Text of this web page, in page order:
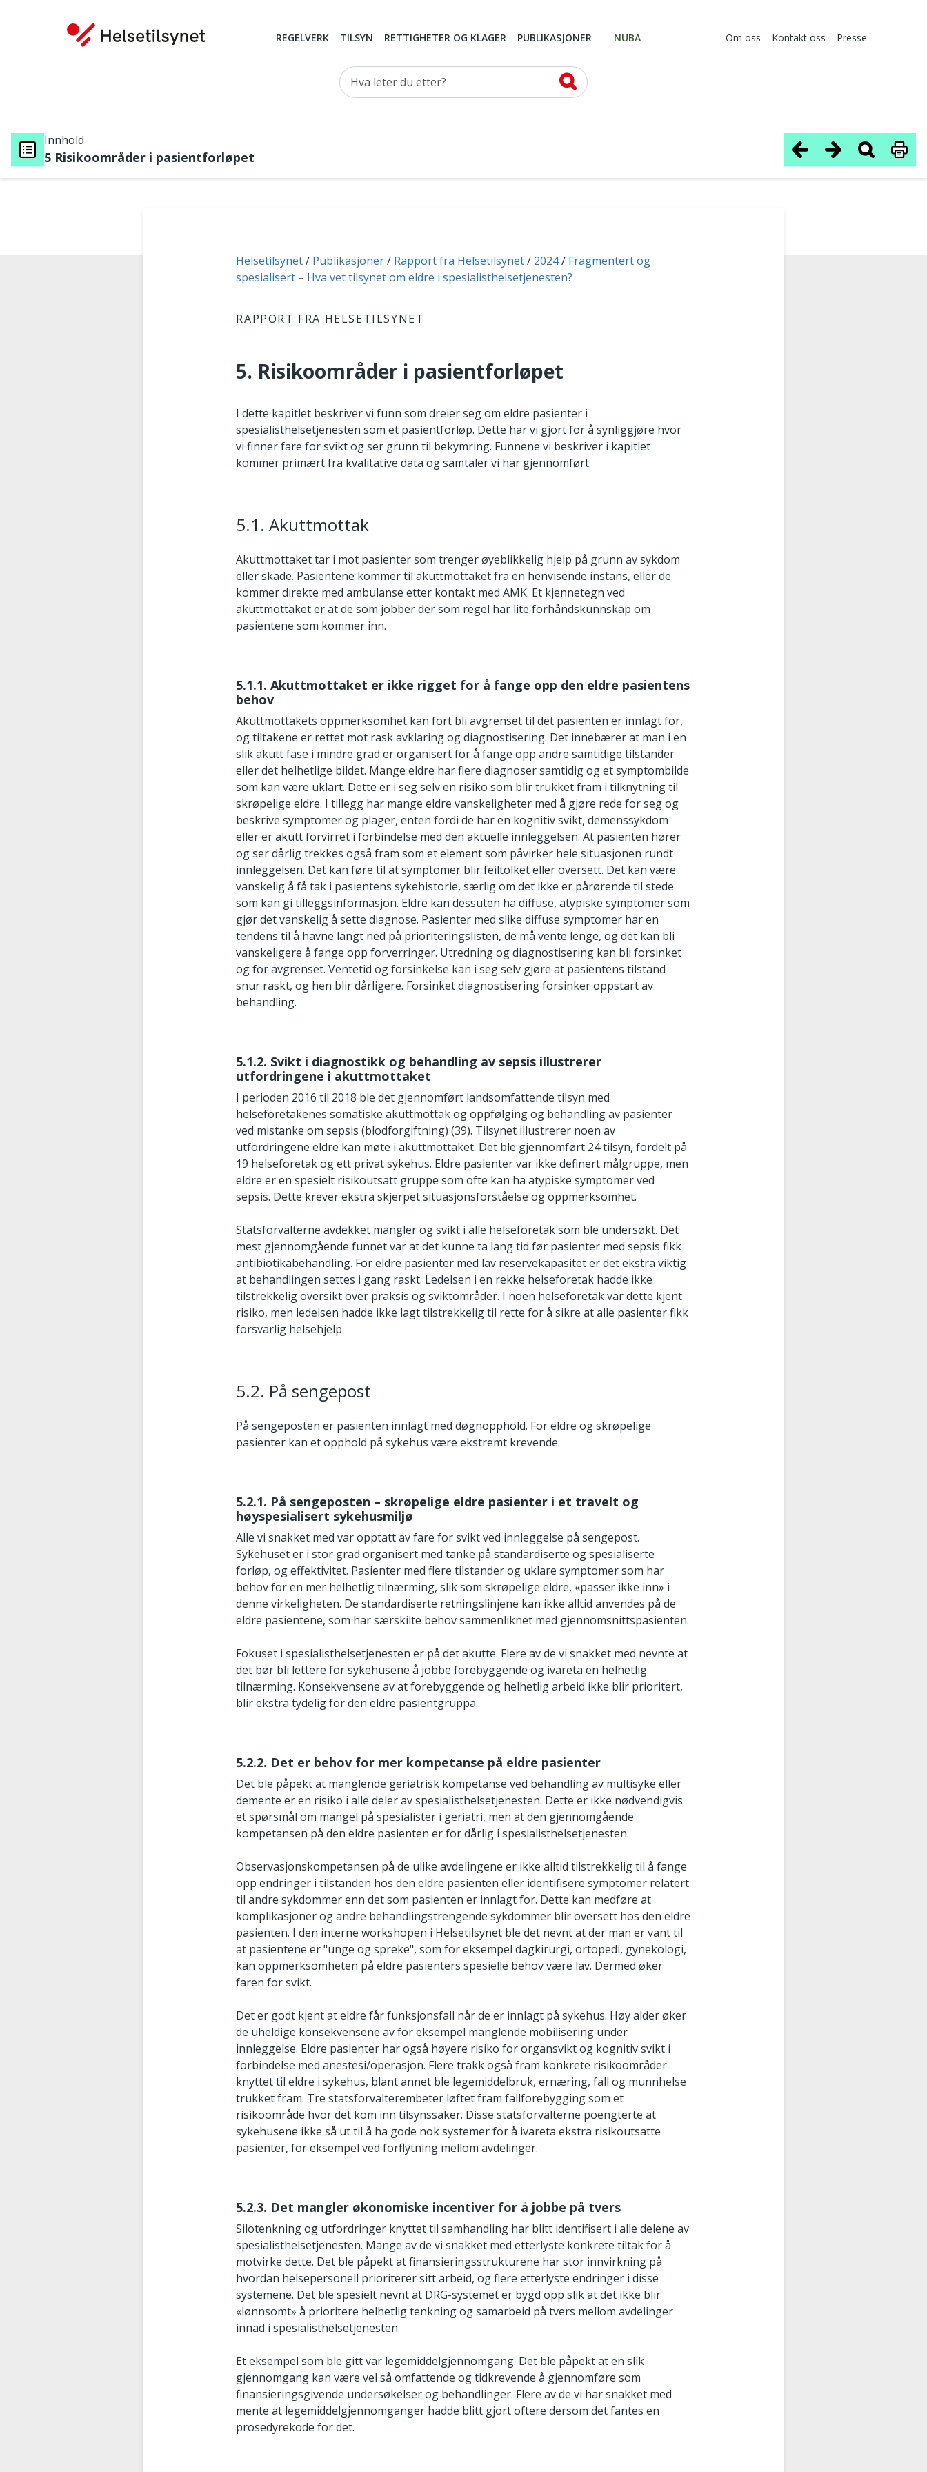
REGELVERK TILSYN RETTIGHETER OG KLAGER PUBLIKASJONER NUBA Om oss Kontakt oss Presse
Hva leter du etter?
Innhold
5 Risikoområder i pasientforløpet
Du er her:
Helsetilsynet Publikasjoner Rapport fra Helsetilsynet 2024
Fragmentert og
spesialisert – Hva vet tilsynet om eldre i spesialisthelsetjenesten?
RAPPORT FRA HELSETILSYNET
5. Risikoområder i pasientforløpet
I dette kapitlet beskriver vi funn som dreier seg om eldre pasienter i
spesialisthelsetjenesten som et pasientforløp. Dette har vi gjort for å synliggjøre hvor
vi finner fare for svikt og ser grunn til bekymring. Funnene vi beskriver i kapitlet
kommer primært fra kvalitative data og samtaler vi har gjennomført.
5.1. Akuttmottak
Akuttmottaket tar i mot pasienter som trenger øyeblikkelig hjelp på grunn av sykdom
eller skade. Pasientene kommer til akuttmottaket fra en henvisende instans, eller de
kommer direkte med ambulanse etter kontakt med AMK. Et kjennetegn ved
akuttmottaket er at de som jobber der som regel har lite forhåndskunnskap om
pasientene som kommer inn.
5.1.1. Akuttmottaket er ikke rigget for å fange opp den eldre pasientens
behov
Akuttmottakets oppmerksomhet kan fort bli avgrenset til det pasienten er innlagt for,
og tiltakene er rettet mot rask avklaring og diagnostisering. Det innebærer at man i en
slik akutt fase i mindre grad er organisert for å fange opp andre samtidige tilstander
eller det helhetlige bildet. Mange eldre har flere diagnoser samtidig og et symptombilde
som kan være uklart. Dette er i seg selv en risiko som blir trukket fram i tilknytning til
skrøpelige eldre. I tillegg har mange eldre vanskeligheter med å gjøre rede for seg og
beskrive symptomer og plager, enten fordi de har en kognitiv svikt, demenssykdom
eller er akutt forvirret i forbindelse med den aktuelle innleggelsen. At pasienten hører
og ser dårlig trekkes også fram som et element som påvirker hele situasjonen rundt
innleggelsen. Det kan føre til at symptomer blir feiltolket eller oversett. Det kan være
vanskelig å få tak i pasientens sykehistorie, særlig om det ikke er pårørende til stede
som kan gi tilleggsinformasjon. Eldre kan dessuten ha diffuse, atypiske symptomer som
gjør det vanskelig å sette diagnose. Pasienter med slike diffuse symptomer har en
tendens til å havne langt ned på prioriteringslisten, de må vente lenge, og det kan bli
vanskeligere å fange opp forverringer. Utredning og diagnostisering kan bli forsinket
og for avgrenset. Ventetid og forsinkelse kan i seg selv gjøre at pasientens tilstand
snur raskt, og hen blir dårligere. Forsinket diagnostisering forsinker oppstart av
behandling.
5.1.2. Svikt i diagnostikk og behandling av sepsis illustrerer
utfordringene i akuttmottaket
I perioden 2016 til 2018 ble det gjennomført landsomfattende tilsyn med
helseforetakenes somatiske akuttmottak og oppfølging og behandling av pasienter
ved mistanke om sepsis (blodforgiftning) (39). Tilsynet illustrerer noen av
utfordringene eldre kan møte i akuttmottaket. Det ble gjennomført 24 tilsyn, fordelt på
19 helseforetak og ett privat sykehus. Eldre pasienter var ikke definert målgruppe, men
eldre er en spesielt risikoutsatt gruppe som ofte kan ha atypiske symptomer ved
sepsis. Dette krever ekstra skjerpet situasjonsforståelse og oppmerksomhet.
Statsforvalterne avdekket mangler og svikt i alle helseforetak som ble undersøkt. Det
mest gjennomgående funnet var at det kunne ta lang tid før pasienter med sepsis fikk
antibiotikabehandling. For eldre pasienter med lav reservekapasitet er det ekstra viktig
at behandlingen settes i gang raskt. Ledelsen i en rekke helseforetak hadde ikke
tilstrekkelig oversikt over praksis og sviktområder. I noen helseforetak var dette kjent
risiko, men ledelsen hadde ikke lagt tilstrekkelig til rette for å sikre at alle pasienter fikk
forsvarlig helsehjelp.
5.2. På sengepost
På sengeposten er pasienten innlagt med døgnopphold. For eldre og skrøpelige
pasienter kan et opphold på sykehus være ekstremt krevende.
5.2.1. På sengeposten – skrøpelige eldre pasienter i et travelt og
høyspesialisert sykehusmiljø
Alle vi snakket med var opptatt av fare for svikt ved innleggelse på sengepost.
Sykehuset er i stor grad organisert med tanke på standardiserte og spesialiserte
forløp, og effektivitet. Pasienter med flere tilstander og uklare symptomer som har
behov for en mer helhetlig tilnærming, slik som skrøpelige eldre, «passer ikke inn» i
denne virkeligheten. De standardiserte retningslinjene kan ikke alltid anvendes på de
eldre pasientene, som har særskilte behov sammenliknet med gjennomsnittspasienten.
Fokuset i spesialisthelsetjenesten er på det akutte. Flere av de vi snakket med nevnte at
det bør bli lettere for sykehusene å jobbe forebyggende og ivareta en helhetlig
tilnærming. Konsekvensene av at forebyggende og helhetlig arbeid ikke blir prioritert,
blir ekstra tydelig for den eldre pasientgruppa.
5.2.2. Det er behov for mer kompetanse på eldre pasienter
Det ble påpekt at manglende geriatrisk kompetanse ved behandling av multisyke eller
demente er en risiko i alle deler av spesialisthelsetjenesten. Dette er ikke nødvendigvis
et spørsmål om mangel på spesialister i geriatri, men at den gjennomgående
kompetansen på den eldre pasienten er for dårlig i spesialisthelsetjenesten.
Observasjonskompetansen på de ulike avdelingene er ikke alltid tilstrekkelig til å fange
opp endringer i tilstanden hos den eldre pasienten eller identifisere symptomer relatert
til andre sykdommer enn det som pasienten er innlagt for. Dette kan medføre at
komplikasjoner og andre behandlingstrengende sykdommer blir oversett hos den eldre
pasienten. I den interne workshopen i Helsetilsynet ble det nevnt at der man er vant til
at pasientene er "unge og spreke", som for eksempel dagkirurgi, ortopedi, gynekologi,
kan oppmerksomheten på eldre pasienters spesielle behov være lav. Dermed øker
faren for svikt.
Det er godt kjent at eldre får funksjonsfall når de er innlagt på sykehus. Høy alder øker
de uheldige konsekvensene av for eksempel manglende mobilisering under
innleggelse. Eldre pasienter har også høyere risiko for organsvikt og kognitiv svikt i
forbindelse med anestesi/operasjon. Flere trakk også fram konkrete risikoområder
knyttet til eldre i sykehus, blant annet ble legemiddelbruk, ernæring, fall og munnhelse
trukket fram. Tre statsforvalterembeter løftet fram fallforebygging som et
risikoområde hvor det kom inn tilsynssaker. Disse statsforvalterne poengterte at
sykehusene ikke så ut til å ha gode nok systemer for å ivareta ekstra risikoutsatte
pasienter, for eksempel ved forflytning mellom avdelinger.
5.2.3. Det mangler økonomiske incentiver for å jobbe på tvers
Silotenkning og utfordringer knyttet til samhandling har blitt identifisert i alle delene av
spesialisthelsetjenesten. Mange av de vi snakket med etterlyste konkrete tiltak for å
motvirke dette. Det ble påpekt at finansieringsstrukturene har stor innvirkning på
hvordan helsepersonell prioriterer sitt arbeid, og flere etterlyste endringer i disse
systemene. Det ble spesielt nevnt at DRG-systemet er bygd opp slik at det ikke blir
«lønnsomt» å prioritere helhetlig tenkning og samarbeid på tvers mellom avdelinger
innad i spesialisthelsetjenesten.
Et eksempel som ble gitt var legemiddelgjennomgang. Det ble påpekt at en slik
gjennomgang kan være vel så omfattende og tidkrevende å gjennomføre som
finansieringsgivende undersøkelser og behandlinger. Flere av de vi har snakket med
mente at legemiddelgjennomganger hadde blitt gjort oftere dersom det fantes en
prosedyrekode for det.